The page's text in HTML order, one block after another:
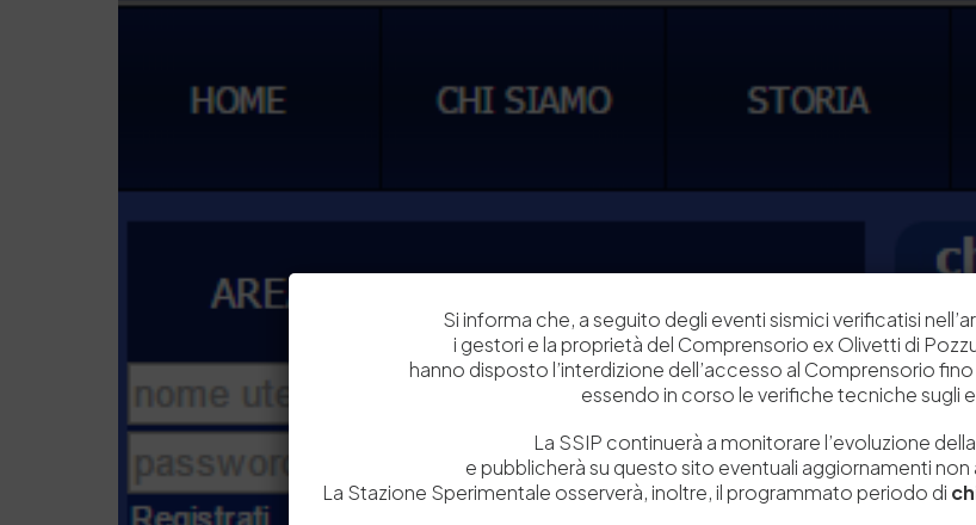
Si informa che, a seguito degli eventi sismici verificatisi
i gestori e la proprietà del Comprensorio ex Olivetti di
hanno disposto l’interdizione dell’accesso al Comprensorio
essendo in corso le verifiche tecniche sugli
La SSIP continuerà a monitorare l’evoluzione
e pubblicherà su questo sito eventuali aggiornamenti non
La Stazione Sperimentale osserverà, inoltre, il programmato periodo di